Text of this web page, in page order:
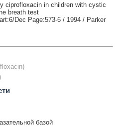
ciprofloxacin in children with cystic
breath test
Dec Page:573-6 / 1994 / Parker
базой